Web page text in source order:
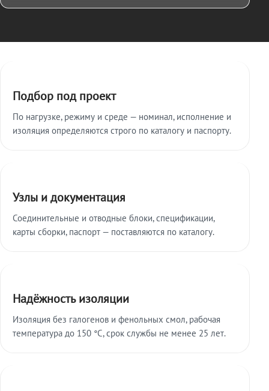
Подбор под проект
По нагрузке, режиму и среде — номинал, исполнение и
изоляция определяются строго по каталогу и паспорту.
Узлы и документация
Соединительные и отводные блоки, спецификации,
карты сборки, паспорт — поставляются по каталогу.
Надёжность изоляции
Изоляция без галогенов и фенольных смол, рабочая
температура до 150 °C, срок службы не менее 25 лет.